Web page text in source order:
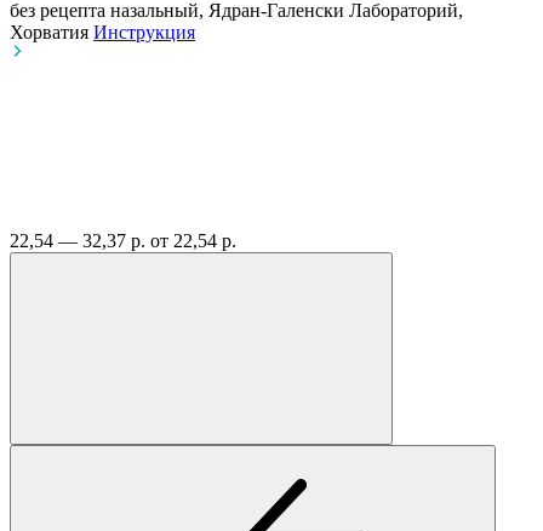
без рецепта назальный, Ядран-Галенски Лабораторий,
Хорватия Инструкция
22,54 — 32,37 р. от 22,54 р.